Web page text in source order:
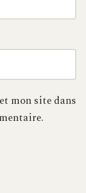
mon site dans